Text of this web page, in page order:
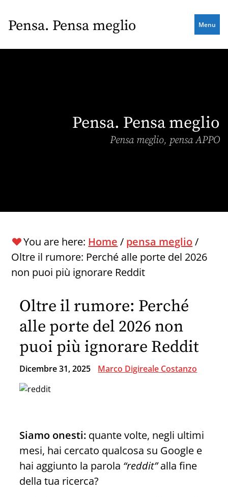
to
content
Pensa. Pensa meglio Menu
Pensa. Pensa meglio
Pensa meglio, pensa APPO
You are here: Home / pensa meglio/
Oltre il rumore: Perché alle porte del 2026
non puoi più ignorare Reddit
Oltre il rumore: Perché
alle porte del 2026 non
puoi più ignorare Reddit
Dicembre 31, 2025 Marco Digireale Costanzo
Siamo onesti: quante volte, negli ultimi
mesi, hai cercato qualcosa su Google e
hai aggiunto la parola “reddit”alla fine
della tua ricerca?